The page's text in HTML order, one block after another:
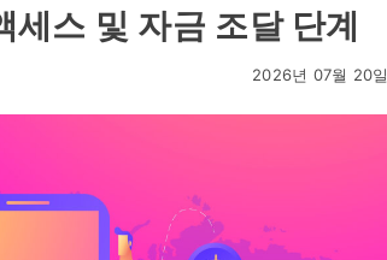
스 및 자금 조달 단계
2026년 07월 20일